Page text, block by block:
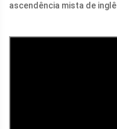
ascendência mista de